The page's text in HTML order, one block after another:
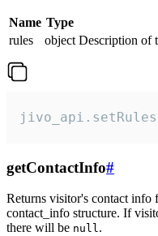
Name Type
rules
object Description of
getContactInfo#
Returns visitor's contact info
contact_info structure. If
there will be null.